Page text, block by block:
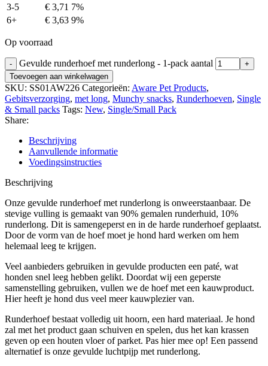
3-5
€ 3,71 7%
6+
€ 3,63 9%
Op voorraad
Gevulde runderhoef met runderlong - 1-pack aantal
Toevoegen aan winkelwagen
SKU: SS01AW226 Categorieën: Aware Pet Products,
Gebitsverzorging, met long, Munchy snacks, Runderhoeven, Single
& Small packs Tags: New, Single/Small Pack
Share:
Beschrijving
Aanvullende informatie
Voedingsinstructies
Beschrijving
Onze gevulde runderhoef met runderlong is onweerstaanbaar. De
stevige vulling is gemaakt van 90% gemalen runderhuid, 10%
runderlong. Dit is samengeperst en in de harde runderhoef geplaatst.
Door de vorm van de hoef moet je hond hard werken om hem
helemaal leeg te krijgen.
Veel aanbieders gebruiken in gevulde producten een paté, wat
honden snel leeg hebben gelikt. Doordat wij een geperste
samenstelling gebruiken, vullen we de hoef met een kauwproduct.
Hier heeft je hond dus veel meer kauwplezier van.
Runderhoef bestaat volledig uit hoorn, een hard materiaal. Je hond
zal met het product gaan schuiven en spelen, dus het kan krassen
geven op een houten vloer of parket. Pas hier mee op! Een passend
alternatief is onze gevulde luchtpijp met runderlong.